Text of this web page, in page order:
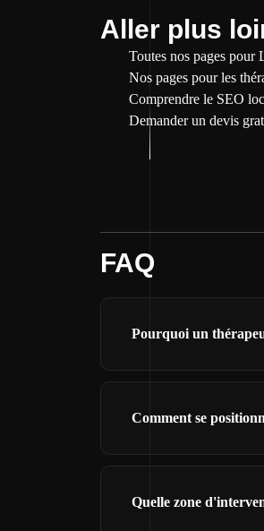
Aller plus
Toutes nos pages pour
Nos pages pour les
Comprendre le SEO
Demander un devis
FAQ
Pourquoi un
Comment se
Quelle zone